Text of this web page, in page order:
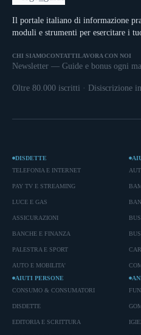
Il portale italiano di informazione
moduli e strumenti per esercitare i
CHI SIAMOCONTATTILAVORA CON NOI
Newsletter — Guide e bonus ogni
Oltre 80.000 iscritti · Disiscrizione
DISDETTE
TELEFONIA E INTERNET
PAY TV E STREAMING
LUCE E GAS
ASSICURAZIONI
BANCHE E FINANZA
PALESTRA E SPORT
AUTO E MOBILITA'
AIUTI PERSONE
CONSUMO & CONSUMATORI
DISDETTE
EDITORIA E SCRITTURA